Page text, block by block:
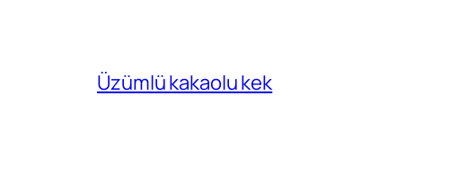
Üzümlü kakaolu kek